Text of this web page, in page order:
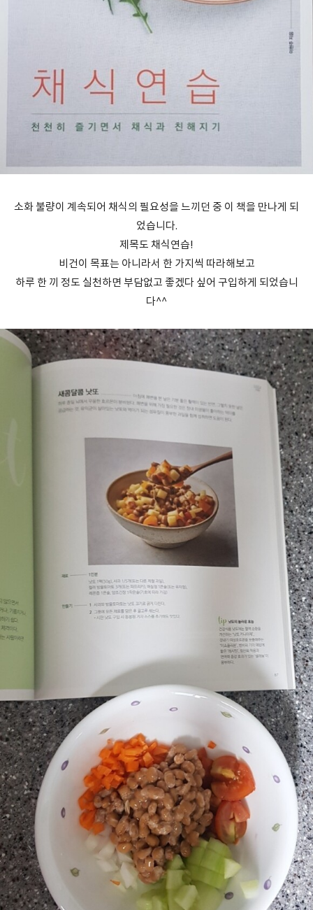
소화 불량이 계속되어 채식의 필요성을 느끼던 중 이 책을 만나게 되
었습니다.
제목도 채식연습!
비건이 목표는 아니라서 한 가지씩 따라해보고
하루 한 끼 정도 실천하면 부담없고 좋겠다 싶어 구입하게 되었습니
다^^